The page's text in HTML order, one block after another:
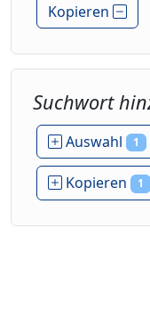
Kopieren
Suchwort
Auswahl 1
Kopieren 1